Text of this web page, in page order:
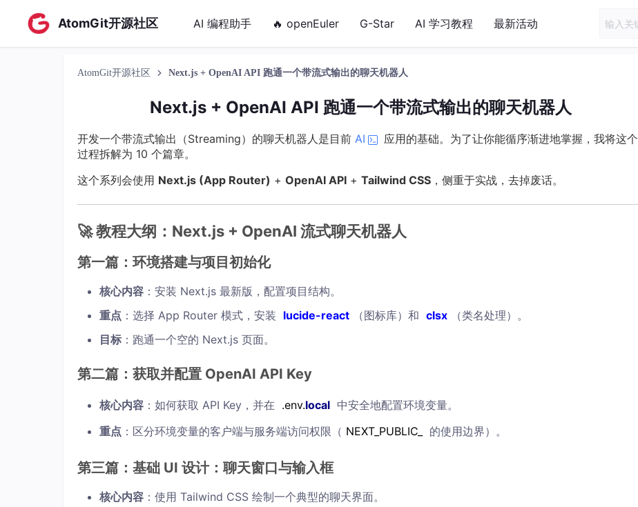
AtomGit开源社区 AI 编程助手 🔥 openEuler G-Star AI 学习教程 最新活动
AtomGit开源社区 Next.js + OpenAI API 跑通一个带流式输出的聊天机器人
Next.js + OpenAI API 跑通一个带流式输出的聊天机器人
开发一个带流式输出（Streaming）的聊天机器人是目前 AI
应用的基础。为了让你能循序渐进地掌握，我将这个
过程拆解为 10 个篇章。
这个系列会使用 Next.js (App Router) + OpenAI API + Tailwind CSS ，侧重于实战，去掉废话。
🚀 教程大纲：Next.js + OpenAI 流式聊天机器人
第一篇：环境搭建与项目初始化
核心内容 ：安装 Next.js 最新版，配置项目结构。
重点 ：选择 App Router 模式，安装 lucide-react （图标库）和 clsx
（类名处理）。
目标 ：跑通一个空的 Next.js 页面。
第二篇：获取并配置 OpenAI API Key
核心内容 ：如何获取 API Key，并在 .env.local 中安全地配置环境变量。
重点 ：区分环境变量的客户端与服务端访问权限（ NEXT_PUBLIC_ 的使用边界）。
第三篇：基础 UI 设计：聊天窗口与输入框
核心内容 ：使用 Tailwind CSS 绘制一个典型的聊天界面。